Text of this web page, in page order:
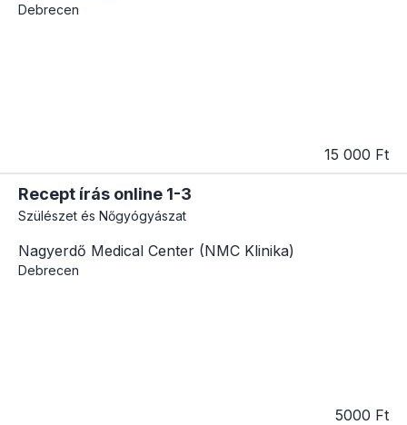
Debrecen
15 000 Ft
Recept írás online 1-3
Szülészet és Nőgyógyászat
Nagyerdő Medical Center (NMC Klinika)
Debrecen
5000 Ft